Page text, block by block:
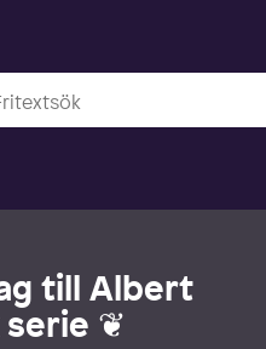
till Albert
serie ❦